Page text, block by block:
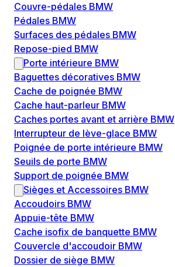
Couvre-pédales BMW
Pédales BMW
Surfaces des pédales BMW
Repose-pied BMW
Porte intérieure BMW
Baguettes décoratives BMW
Cache de poignée BMW
Cache haut-parleur BMW
Caches portes avant et arrière BMW
Interrupteur de lève-glace BMW
Poignée de porte intérieure BMW
Seuils de porte BMW
Support de poignée BMW
Sièges et Accessoires BMW
Accoudoirs BMW
Appuie-tête BMW
Cache isofix de banquette BMW
Couvercle d'accoudoir BMW
Dossier de siège BMW